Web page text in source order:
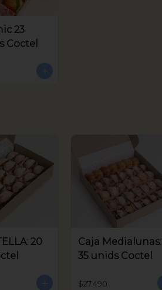
23
Coctel
20
Caja Medialunas:
35 unids Coctel
$27.490